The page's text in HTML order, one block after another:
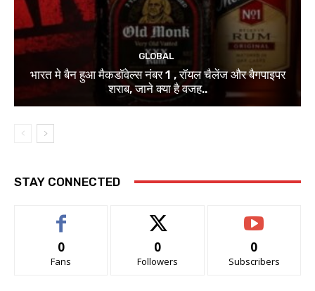
GLOBAL
भारत मे बैन हुआ मैकडॉवेल्स नंबर 1 , रॉयल चैलेंज और बैगपाइपर
शराब, जाने क्या है वजह..
STAY CONNECTED
0
Fans
0
Followers
0
Subscribers